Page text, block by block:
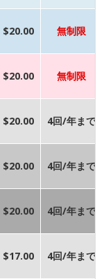
$20.00 無制限
$20.00 無制限
$20.00 4回/年まで
$20.00 4回/年まで
$20.00 4回/年まで
$17.00 4回/年まで